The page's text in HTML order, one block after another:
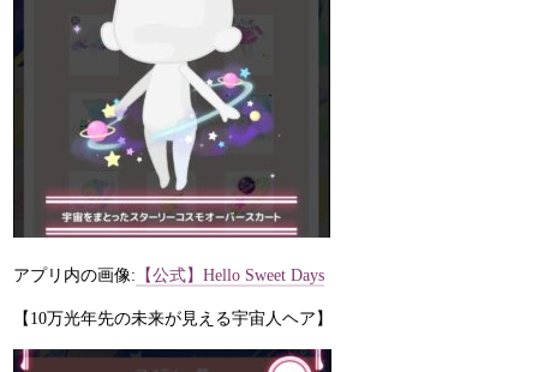
アプリ内の画像: 【公式】Hello Sweet Days
【10万光年先の未来が見える宇宙人ヘア】